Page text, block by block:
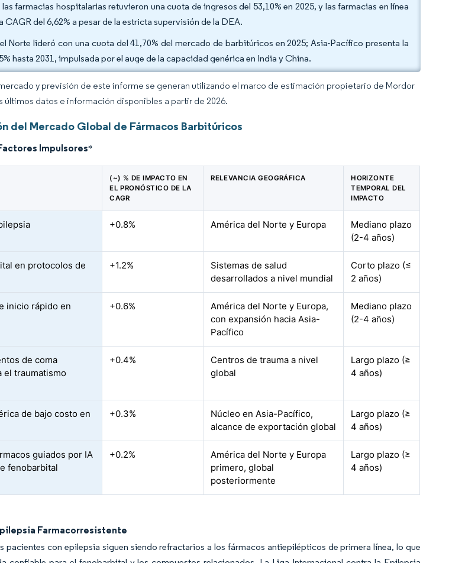
farmacias hospitalarias retuvieron una cuota de ingresos del 53,10% en 2025, y las farmacias en línea
CAGR del 6,62% a pesar de la estricta supervisión de la DEA.
Norte lideró con una cuota del 41,70% del mercado de barbitúricos en 2025; Asia-Pacífico presenta la
hasta 2031, impulsada por el auge de la capacidad genérica en India y China.
y previsión de este informe se generan utilizando el marco de estimación propietario de Mordor
últimos datos e información disponibles a partir de 2026.
del Mercado Global de Fármacos Barbitúricos
Impulsores*
(~) % DE IMPACTO EN
EL PRONÓSTICO DE LA
CAGR
RELEVANCIA GEOGRÁFICA
HORIZONTE
TEMPORAL DEL
IMPACTO
+0.8% América del Norte y Europa
Mediano plazo
(2-4 años)
en protocolos de
+1.2%
Sistemas de salud
desarrollados a nivel mundial
Corto plazo (≤
2 años)
inicio rápido en
+0.6%
América del Norte y Europa,
con expansión hacia Asia-
Pacífico
Mediano plazo
(2-4 años)
de coma
el traumatismo
+0.4%
Centros de trauma a nivel
global
Largo plazo (≥
4 años)
de bajo costo en
+0.3%
Núcleo en Asia-Pacífico,
alcance de exportación global
Largo plazo (≥
4 años)
guiados por IA
fenobarbital
+0.2%
América del Norte y Europa
primero, global
posteriormente
Largo plazo (≥
4 años)
Farmacorresistente
pacientes con epilepsia siguen siendo refractarios a los fármacos antiepilépticos de primera línea, lo que